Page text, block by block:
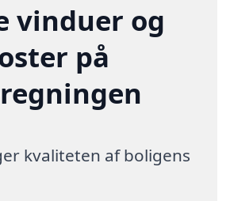
vinduer og
på
kvaliteten af boligens